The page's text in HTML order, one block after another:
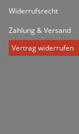
Widerrufsrecht
Zahlung & Versand
Vertrag widerrufen